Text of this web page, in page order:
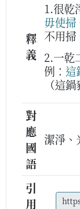
釋
義
1.很乾
毋使掃
不用掃
2.一乾
例： 這
（這
對
應
國
語
潔淨、
引
用